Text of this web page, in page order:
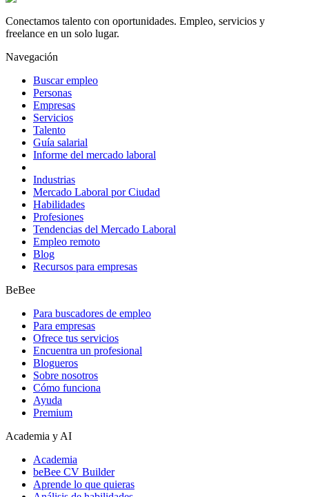
Conectamos talento con oportunidades. Empleo, servicios y
freelance en un solo lugar.
Navegación
Buscar empleo
Personas
Empresas
Servicios
Talento
Guía salarial
Informe del mercado laboral
Industrias
Mercado Laboral por Ciudad
Habilidades
Profesiones
Tendencias del Mercado Laboral
Empleo remoto
Blog
Recursos para empresas
BeBee
Para buscadores de empleo
Para empresas
Ofrece tus servicios
Encuentra un profesional
Blogueros
Sobre nosotros
Cómo funciona
Ayuda
Premium
Academia y AI
Academia
beBee CV Builder
Aprende lo que quieras